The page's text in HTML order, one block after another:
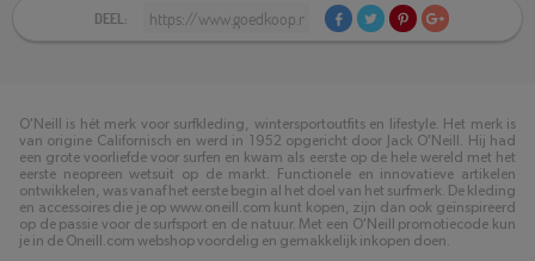
DEEL:
O'Neill is hét merk voor surfkleding, wintersportoutfits en lifestyle. Het merk is
van origine Californisch en werd in 1952 opgericht door Jack O'Neill. Hij had
een grote voorliefde voor surfen en kwam als eerste op de hele wereld met het
eerste neopreen wetsuit op de markt. Functionele en innovatieve artikelen
ontwikkelen, was vanaf het eerste begin al het doel van het surfmerk. De kleding
en accessoires die je op www.oneill.com kunt kopen, zijn dan ook geïnspireerd
op de passie voor de surfsport en de natuur. Met een O'Neill promotiecode kun
je in de Oneill.com webshop voordelig en gemakkelijk inkopen doen.